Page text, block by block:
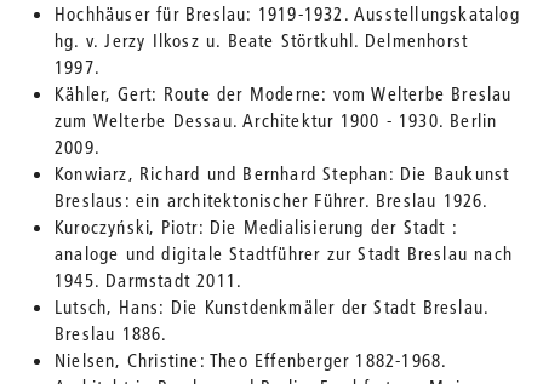
Hochhäuser für Breslau: 1919-1932. Ausstellungskatalog
hg. v. Jerzy Ilkosz u. Beate Störtkuhl. Delmenhorst
1997.
Kähler, Gert: Route der Moderne: vom Welterbe Breslau
zum Welterbe Dessau. Architektur 1900 - 1930. Berlin
2009.
Konwiarz, Richard und Bernhard Stephan: Die Baukunst
Breslaus: ein architektonischer Führer. Breslau 1926.
Kuroczyński, Piotr: Die Medialisierung der Stadt :
analoge und digitale Stadtführer zur Stadt Breslau nach
1945. Darmstadt 2011.
Lutsch, Hans: Die Kunstdenkmäler der Stadt Breslau.
Breslau 1886.
Nielsen, Christine: Theo Effenberger 1882-1968.